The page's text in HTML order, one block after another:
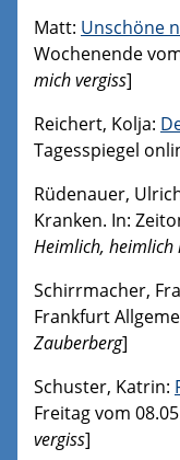
Matt: Unschöne
Wochenende
mich vergiss]
Reichert, Kolja:
Tagesspiegel
Rüdenauer,
Kranken. In:
Heimlich, heimlich
Schirrmacher,
Frankfurt
Zauberberg]
Schuster, Katrin:
Freitag vom
vergiss]